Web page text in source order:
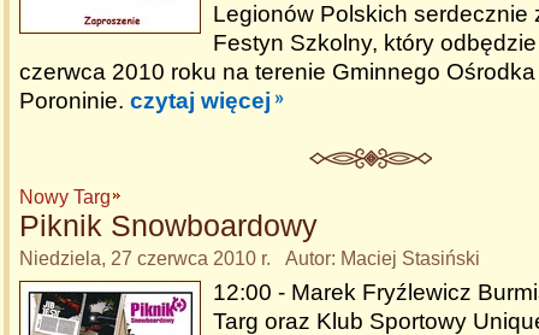
Legionów Polskich serdecznie
Festyn Szkolny, który
czerwca 2010 roku na terenie Gminnego
Poroninie. czytaj więcej
Nowy Targ
Piknik Snowboardowy
Niedziela, 27 czerwca 2010 r. Autor: Maciej Stasiński
12:00 - Marek Fryźlewicz
Targ oraz Klub Sportowy